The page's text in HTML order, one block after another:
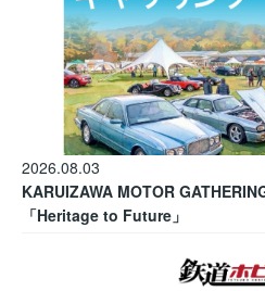
2026.08.03
KARUIZAWA MOTOR
「Heritage to Future」